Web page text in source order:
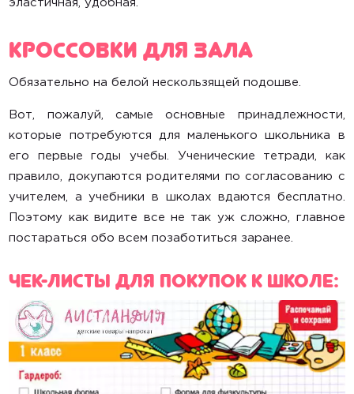
эластичная, удобная.
Кроссовки для зала
Обязательно на белой нескользящей подошве.
Вот, пожалуй, самые основные принадлежности,
которые потребуются для маленького школьника в
его первые годы учебы. Ученические тетради, как
правило, докупаются родителями по согласованию с
учителем, а учебники в школах вдаются бесплатно.
Поэтому как видите все не так уж сложно, главное
постараться обо всем позаботиться заранее.
Чек-листы для покупок к школе: